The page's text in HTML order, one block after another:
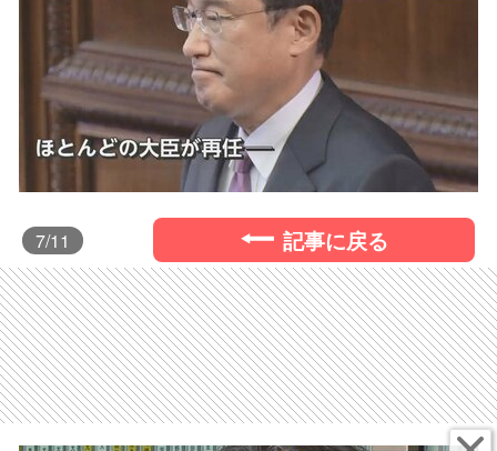
7/11 記事に戻る